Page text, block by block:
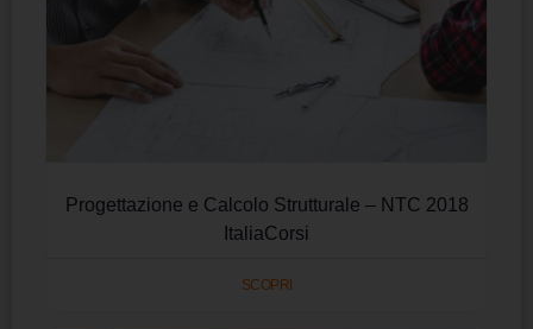
Progettazione e Calcolo Strutturale – NTC 2018
ItaliaCorsi
SCOPRI